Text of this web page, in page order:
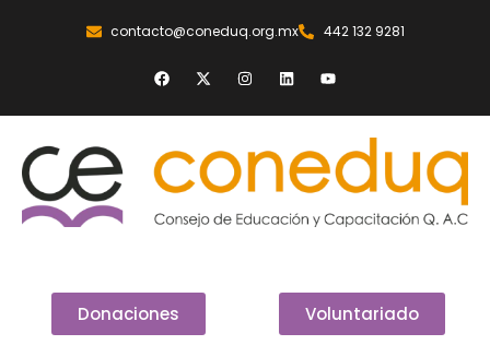
contacto@coneduq.org.mx 442 132 9281
Donaciones Voluntariado